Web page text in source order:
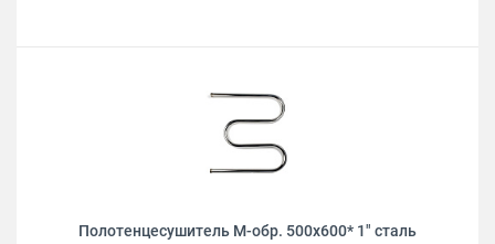
Полотенцесушитель М-обр. 500х600* 1" сталь